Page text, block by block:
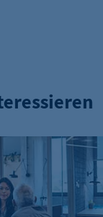
größte Hürde